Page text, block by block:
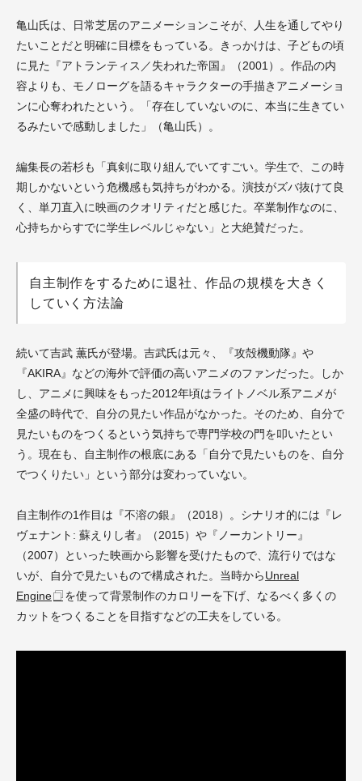
亀山氏は、日常芝居のアニメーションこそが、人生を通してやり
たいことだと明確に目標をもっている。きっかけは、子どもの頃
に見た『アトランティス／失われた帝国』（2001）。作品の内
容よりも、モノローグを語るキャラクターの手描きアニメーショ
ンに心奪われたという。「存在していないのに、本当に生きてい
るみたいで感動しました」（亀山氏）。
編集長の若杉も「真剣に取り組んでいてすごい。学生で、この時
期しかないという危機感も気持ちがわかる。演技がズバ抜けて良
く、単刀直入に映画のクオリティだと感じた。卒業制作なのに、
心持ちからすでに学生レベルじゃない」と大絶賛だった。
自主制作をするために退社、作品の規模を大きく
していく方法論
続いて吉武 薫氏が登場。吉武氏は元々、『攻殻機動隊』や
『AKIRA』などの海外で評価の高いアニメのファンだった。しか
し、アニメに興味をもった2012年頃はライトノベル系アニメが
全盛の時代で、自分の見たい作品がなかった。そのため、自分で
見たいものをつくるという気持ちで専門学校の門を叩いたとい
う。現在も、自主制作の根底にある「自分で見たいものを、自分
でつくりたい」という部分は変わっていない。
自主制作の1作目は『不溶の銀』（2018）。シナリオ的には『レ
ヴェナント: 蘇えりし者』（2015）や『ノーカントリー』
（2007）といった映画から影響を受けたもので、流行りではな
いが、自分で見たいもので構成された。当時からUnreal
Engine
を使って背景制作のカロリーを下げ、なるべく多くの
カットをつくることを目指すなどの工夫をしている。